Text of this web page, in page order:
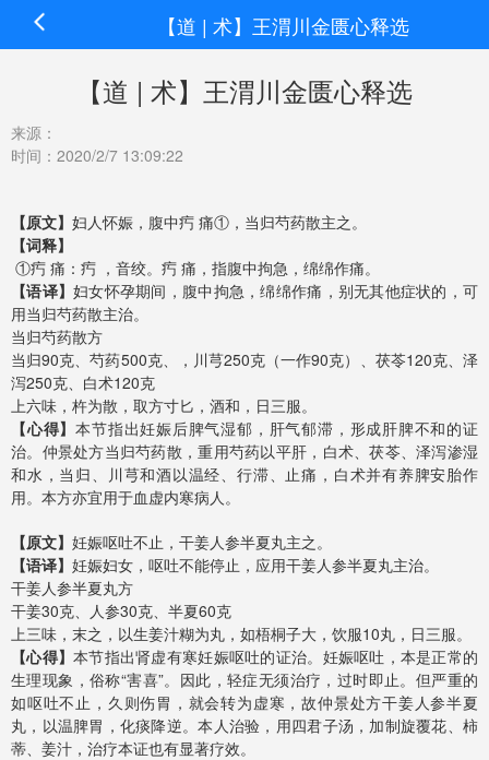
【道 | 术】王渭川金匮心释选
【道 | 术】王渭川金匮心释选
来源：
时间：2020/2/7 13:09:22
【原文】 妇人怀娠，腹中㽲 痛①，当归芍药散主之。
【词释】
①㽲 痛：㽲 ，音绞。㽲 痛，指腹中拘急，绵绵作痛。
【语译】妇女怀孕期间，腹中拘急，绵绵作痛，别无其他症状的，可
用当归芍药散主治。
当归芍药散方
当归90克、芍药500克、，川芎250克（一作90克）、茯苓120克、泽
泻250克、白术120克
上六味，杵为散，取方寸匕，酒和，日三服。
【心得】本节指出妊娠后脾气湿郁，肝气郁滞，形成肝脾不和的证
治。仲景处方当归芍药散，重用芍药以平肝，白术、茯苓、泽泻渗湿
和水，当归、川芎和酒以温经、行滞、止痛，白术并有养脾安胎作
用。本方亦宜用于血虚内寒病人。
【原文】 妊娠呕吐不止，干姜人参半夏丸主之。
【语译】 妊娠妇女，呕吐不能停止，应用干姜人参半夏丸主治。
干姜人参半夏丸方
干姜30克、人参30克、半夏60克
上三味，末之，以生姜汁糊为丸，如梧桐子大，饮服10丸，日三服。
【心得】本节指出肾虚有寒妊娠呕吐的证治。妊娠呕吐，本是正常的
生理现象，俗称“害喜”。因此，轻症无须治疗，过时即止。但严重的
如呕吐不止，久则伤胃，就会转为虚寒，故仲景处方干姜人参半夏
丸，以温脾胃，化痰降逆。本人治验，用四君子汤，加制旋覆花、柿
蒂、姜汁，治疗本证也有显著疗效。